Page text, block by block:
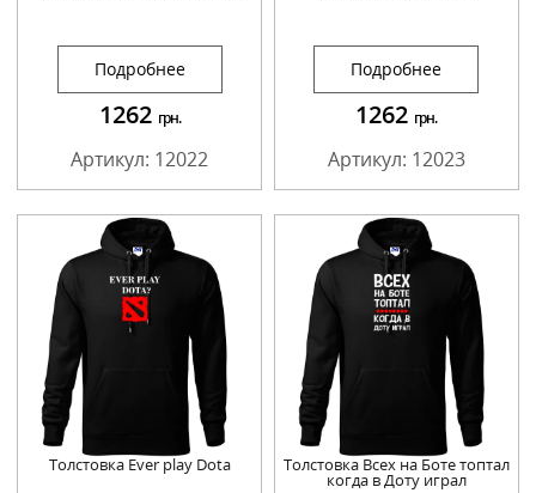
Подробнее
1262 грн.
Артикул: 12022
Подробнее
1262 грн.
Артикул: 12023
Толстовка Ever play Dota Толстовка Всех на Боте топтал
когда в Доту играл